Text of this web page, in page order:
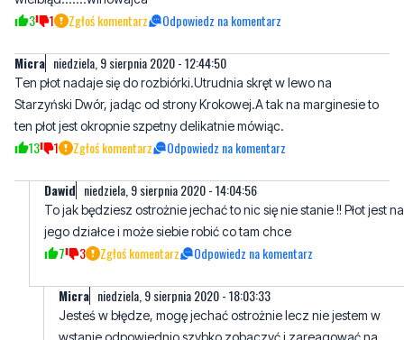
3 1 Zgłoś komentarz Odpowiedz na komentarz
Micra niedziela, 9 sierpnia 2020 - 12:44:50
Ten płot nadaje się do rozbiórki.Utrudnia skręt w lewo na
Starzyński Dwór, jadąc od strony Krokowej.A tak na marginesie to
ten płot jest okropnie szpetny delikatnie mówiąc.
13 1 Zgłoś komentarz Odpowiedz na komentarz
Dawid niedziela, 9 sierpnia 2020 - 14:04:56
To jak będziesz ostrożnie jechać to nic się nie stanie !! Płot jest na
jego działce i może siebie robić co tam chce
7 3 Zgłoś komentarz Odpowiedz na komentarz
Micra niedziela, 9 sierpnia 2020 - 18:03:33
Jesteś w błędze, mogę jechać ostrożnie lecz nie jestem w
wstanie odpowiednio szybko zobaczyć i zareagować na